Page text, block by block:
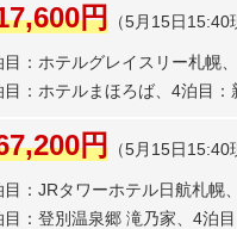
円（5月15日15:40
目：ホテルグレイスリー札幌、
：ホテルまほろば、 4泊目：
円（5月15日15:40
目：JRタワーホテル日航札幌、
目：登別温泉郷 滝乃家、 4泊